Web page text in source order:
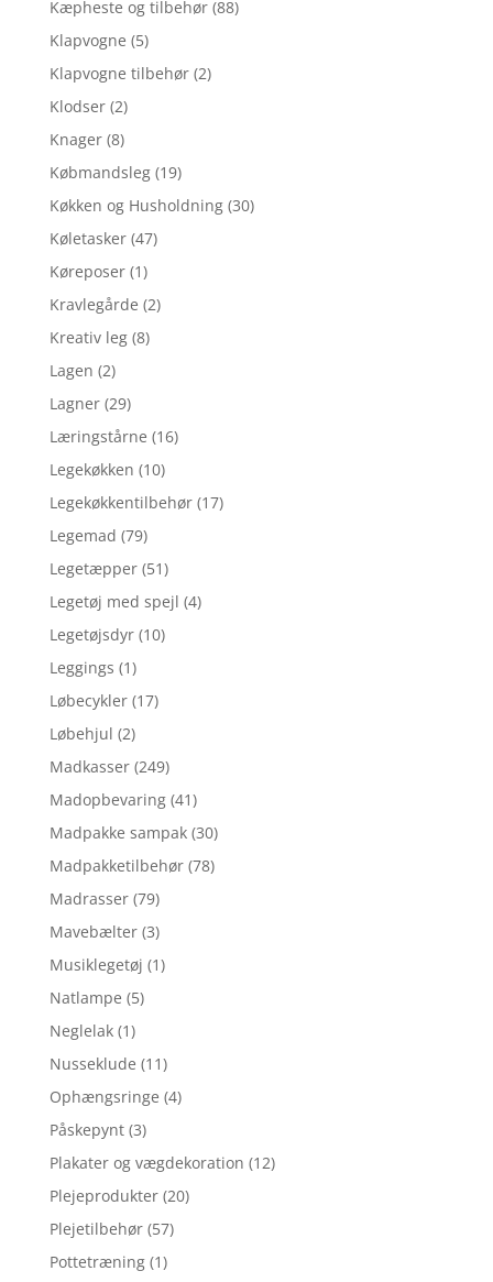
Kæpheste og tilbehør (88)
Klapvogne (5)
Klapvogne tilbehør (2)
Klodser (2)
Knager (8)
Købmandsleg (19)
Køkken og Husholdning (30)
Køletasker (47)
Køreposer (1)
Kravlegårde (2)
Kreativ leg (8)
Lagen (2)
Lagner (29)
Læringstårne (16)
Legekøkken (10)
Legekøkkentilbehør (17)
Legemad (79)
Legetæpper (51)
Legetøj med spejl (4)
Legetøjsdyr (10)
Leggings (1)
Løbecykler (17)
Løbehjul (2)
Madkasser (249)
Madopbevaring (41)
Madpakke sampak (30)
Madpakketilbehør (78)
Madrasser (79)
Mavebælter (3)
Musiklegetøj (1)
Natlampe (5)
Neglelak (1)
Nusseklude (11)
Ophængsringe (4)
Påskepynt (3)
Plakater og vægdekoration (12)
Plejeprodukter (20)
Plejetilbehør (57)
Pottetræning (1)